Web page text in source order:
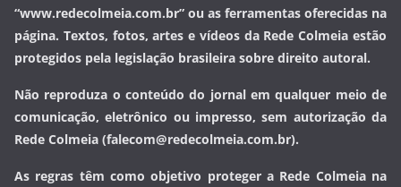
“www.redecolmeia.com.br” ou as ferramentas oferecidas na
página. Textos, fotos, artes e vídeos da Rede Colmeia estão
protegidos pela legislação brasileira sobre direito autoral.
Não reproduza o conteúdo do jornal em qualquer meio de
comunicação, eletrônico ou impresso, sem autorização da
Rede Colmeia (falecom@redecolmeia.com.br).
As regras têm como objetivo proteger a Rede Colmeia na